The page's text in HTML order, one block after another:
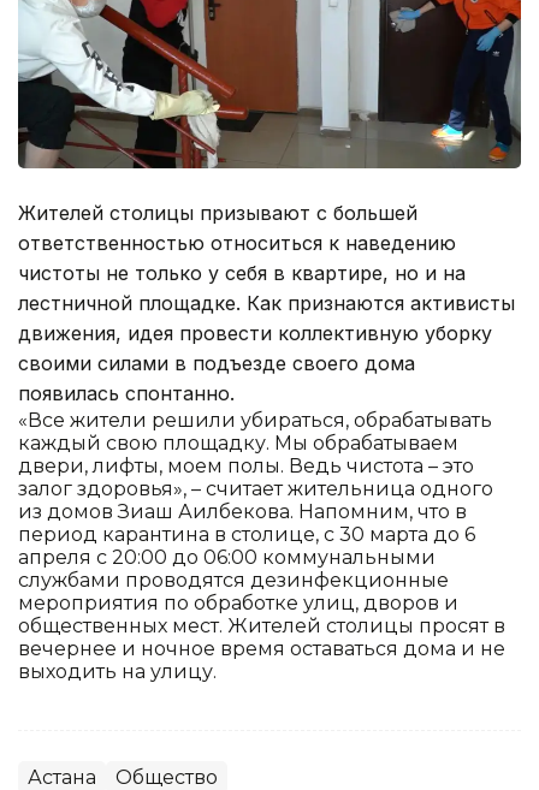
Жителей столицы призывают с большей
ответственностью относиться к наведению
чистоты не только у себя в квартире, но и на
лестничной площадке. Как признаются активисты
движения, идея провести коллективную уборку
своими силами в подъезде своего дома
появилась спонтанно.
«Все жители решили убираться, обрабатывать
каждый свою площадку. Мы обрабатываем
двери, лифты, моем полы. Ведь чистота – это
залог здоровья», – считает жительница одного
из домов Зиаш Аилбекова. Напомним, что в
период карантина в столице, с 30 марта до 6
апреля с 20:00 до 06:00 коммунальными
службами проводятся дезинфекционные
мероприятия по обработке улиц, дворов и
общественных мест. Жителей столицы просят в
вечернее и ночное время оставаться дома и не
выходить на улицу.
Астана Общество